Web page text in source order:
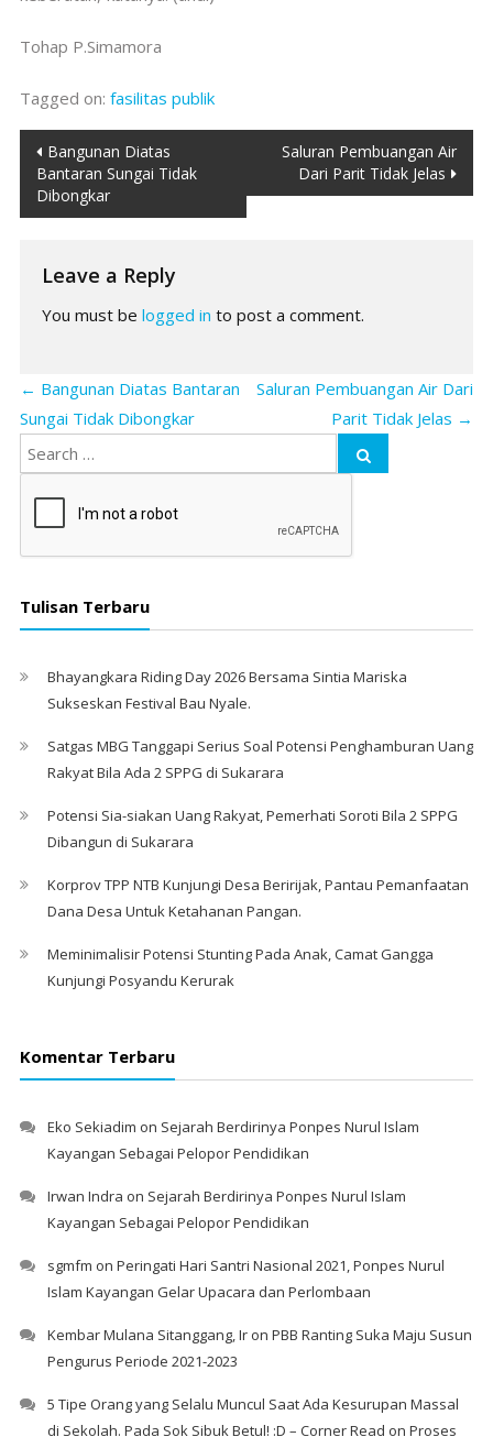
Tohap P.Simamora
Tagged on: fasilitas publik
Post
navigation
Bangunan Diatas
Bantaran Sungai Tidak
Dibongkar
Saluran Pembuangan Air
Dari Parit Tidak Jelas
Leave a Reply
You must be logged in to post a comment.
← Bangunan Diatas Bantaran
Sungai Tidak Dibongkar
Saluran Pembuangan Air Dari
Parit Tidak Jelas →
Tulisan Terbaru
Bhayangkara Riding Day 2026 Bersama Sintia Mariska
Sukseskan Festival Bau Nyale. ‎
Satgas MBG Tanggapi Serius Soal Potensi Penghamburan Uang
Rakyat Bila Ada 2 SPPG di Sukarara
Potensi Sia-siakan Uang Rakyat, Pemerhati Soroti Bila 2 SPPG
Dibangun di Sukarara
Korprov TPP NTB Kunjungi Desa Beririjak, Pantau Pemanfaatan
Dana Desa Untuk Ketahanan Pangan.
Meminimalisir Potensi Stunting Pada Anak, Camat Gangga
Kunjungi Posyandu Kerurak
Komentar Terbaru
Eko Sekiadim on Sejarah Berdirinya Ponpes Nurul Islam
Kayangan Sebagai Pelopor Pendidikan
Irwan Indra on Sejarah Berdirinya Ponpes Nurul Islam
Kayangan Sebagai Pelopor Pendidikan
sgmfm on Peringati Hari Santri Nasional 2021, Ponpes Nurul
Islam Kayangan Gelar Upacara dan Perlombaan
Kembar Mulana Sitanggang, Iron PBB Ranting Suka Maju Susun
Pengurus Periode 2021-2023
5 Tipe Orang yang Selalu Muncul Saat Ada Kesurupan Massal
di Sekolah. Pada Sok Sibuk Betul! :D – Corner Read on Proses